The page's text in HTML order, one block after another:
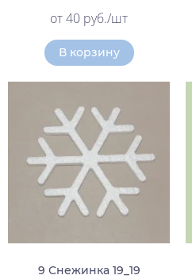
от 40 руб./шт
В корзину
9 Снежинка 19_19